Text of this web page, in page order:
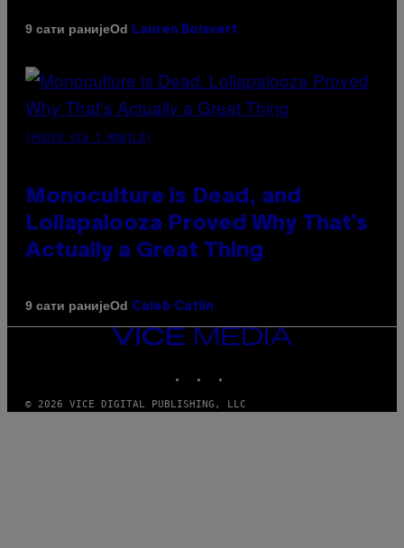
9 сати ранијеOd Lauren Boisvert
(PHOTO VIA T-MOBILE)
Monoculture is Dead, and
Lollapalooza Proved Why That’s
Actually a Great Thing
9 сати ранијеOd Caleb Catlin
VICE
MEDIA
© 2026 VICE DIGITAL PUBLISHING, LLC